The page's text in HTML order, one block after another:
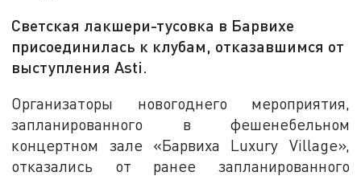
Светская лакшери-тусовка в Барвихе
присоединилась к клубам, отказавшимся от
выступления Asti.
Организаторы новогоднего мероприятия,
запланированного в фешенебельном
концертном зале «Барвиха Luxury Village»,
отказались от ранее запланированного